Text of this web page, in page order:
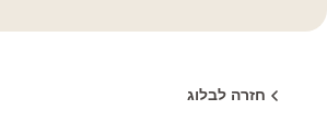
חזרה לבלוג